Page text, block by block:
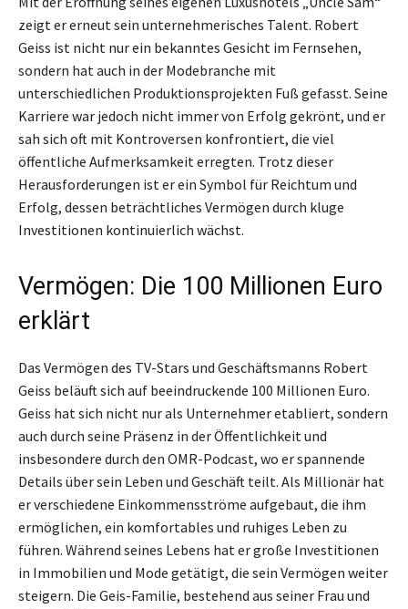
zeigt er erneut sein unternehmerisches Talent. Robert
Geiss ist nicht nur ein bekanntes Gesicht im Fernsehen,
sondern hat auch in der Modebranche mit
unterschiedlichen Produktionsprojekten Fuß gefasst. Seine
Karriere war jedoch nicht immer von Erfolg gekrönt, und er
sah sich oft mit Kontroversen konfrontiert, die viel
öffentliche Aufmerksamkeit erregten. Trotz dieser
Herausforderungen ist er ein Symbol für Reichtum und
Erfolg, dessen beträchtliches Vermögen durch kluge
Investitionen kontinuierlich wächst.
Vermögen: Die 100 Millionen Euro
erklärt
Das Vermögen des TV-Stars und Geschäftsmanns Robert
Geiss beläuft sich auf beeindruckende 100 Millionen Euro.
Geiss hat sich nicht nur als Unternehmer etabliert, sondern
auch durch seine Präsenz in der Öffentlichkeit und
insbesondere durch den OMR-Podcast, wo er spannende
Details über sein Leben und Geschäft teilt. Als Millionär hat
er verschiedene Einkommensströme aufgebaut, die ihm
ermöglichen, ein komfortables und ruhiges Leben zu
führen. Während seines Lebens hat er große Investitionen
in Immobilien und Mode getätigt, die sein Vermögen weiter
steigern. Die Geis-Familie, bestehend aus seiner Frau und